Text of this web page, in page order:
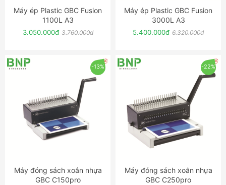
ĐẶT NGAY
Máy ép Plastic GBC Fusion
1100L A3
3.050.000đ 3.760.000đ
ĐẶT NGAY
Máy ép Plastic GBC Fusion
3000L A3
5.400.000đ 6.320.000đ
-13%
ĐẶT NGAY
Máy đóng sách xoắn nhựa
GBC C150pro
-22%
ĐẶT NGAY
Máy đóng sách xoắn nhựa
GBC C250pro